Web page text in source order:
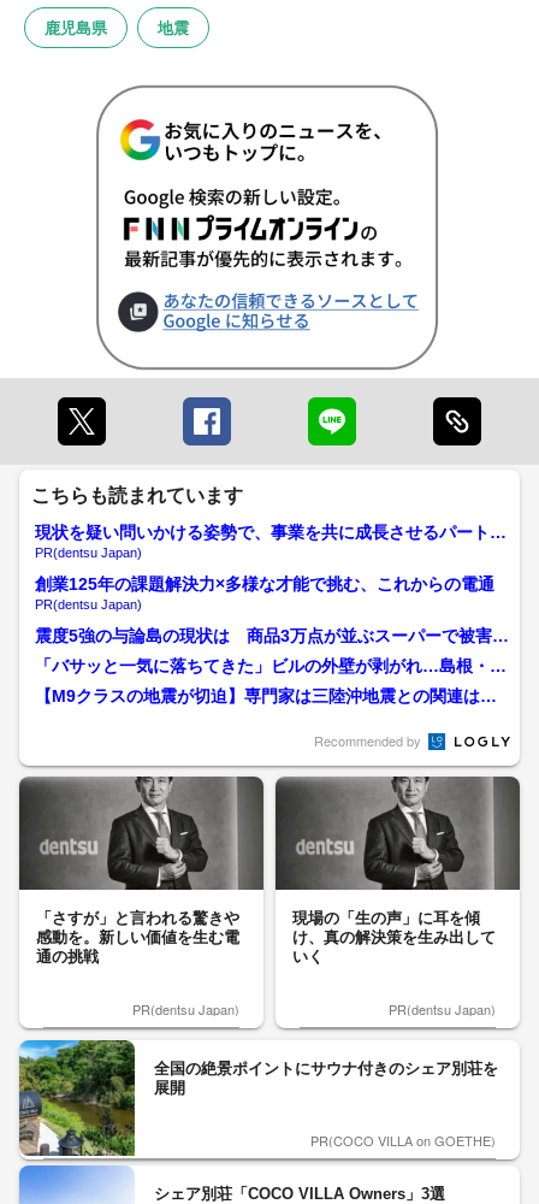
鹿児島県 地震
こちらも読まれています
現状を疑い問いかける姿勢で、事業を共に成長させるパートナ
ーへ
PR(dentsu Japan)
創業125年の課題解決力×多様な才能で挑む、これからの電通
PR(dentsu Japan)
震度5強の与論島の現状は 商品3万点が並ぶスーパーで被害、
与論高校15か所以上に...
「バサッと一気に落ちてきた」ビルの外壁が剥がれ…島根・鳥
取で震度5強 その後も地...
【M9クラスの地震が切迫】専門家は三陸沖地震との関連は否
Recommended by
「さすが」と言われる驚きや
感動を。新しい価値を生む電
通の挑戦
PR(dentsu Japan)
現場の「生の声」に耳を傾
け、真の解決策を生み出して
いく
PR(dentsu Japan)
全国の絶景ポイントにサウナ付きのシェア別荘を
展開
PR(COCO VILLA on GOETHE)
シェア別荘「COCO VILLA Owners」3選